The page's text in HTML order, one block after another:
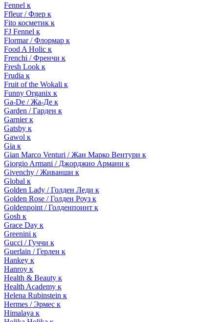
Fennel к
Ffleur / Флер к
Fito косметик к
FJ Fennel к
Flormar / Флормар к
Food A Holic к
Frenchi / Френчи к
Fresh Look к
Frudia к
Fruit of the Wokali к
Funny Organix к
Ga-De / Жа-Де к
Garden / Гарден к
Garnier к
Gatsby к
Gawol к
Gia к
Gian Marco Venturi / Жан Марко Вентури к
Giorgio Armani / Джорджио Армани к
Givenchy / Живанши к
Global к
Golden Lady / Голден Леди к
Golden Rose / Голден Роуз к
Goldenpoint / Голденпоинт к
Gosh к
Grace Day к
Greenini к
Gucci / Гуччи к
Guerlain / Герлен к
Hankey к
Hanroy к
Health & Beauty к
Health Academy к
Helena Rubinstein к
Hermes / Эрмес к
Himalaya к